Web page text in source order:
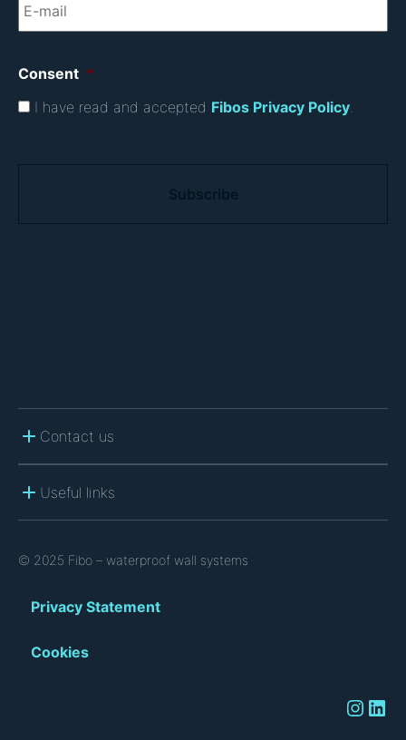
Consent *
I have read and accepted Fibos Privacy Policy
Contact us
Useful links
© 2025 Fibo – waterproof wall systems
Privacy Statement
Cookies
Instagram LinkedIn